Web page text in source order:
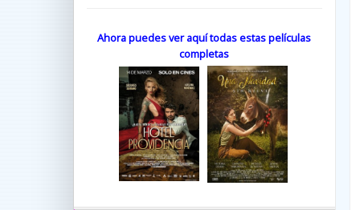
Ahora puedes ver aquí todas estas películas
completas